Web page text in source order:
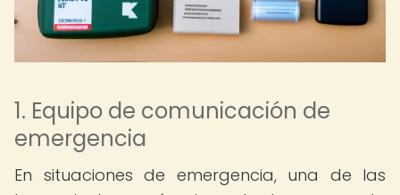
1. Equipo de comunicación de
emergencia
En situaciones de emergencia, una de las